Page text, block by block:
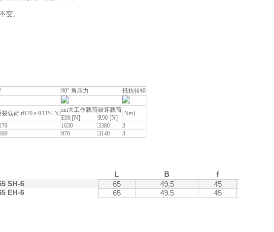
变。
90° 角压力 抵抗转矩
裂载荷 rR70 e R115 [N] zui大工作载荷
E90 [N]
破坏载荷
R90 [N]
[Nm]
1630 3380
3
970 3140 3
L B f
SH-6 65 49.5 45
EH-6 65 49.5 45